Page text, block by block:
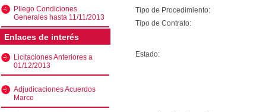
Pliego Condiciones
Generales hasta 11/11/2013
Enlaces de interés
Licitaciones Anteriores a
01/12/2013
Adjudicaciones Acuerdos
Marco
Tipo de Procedimiento:
Tipo de Contrato:
Estado: